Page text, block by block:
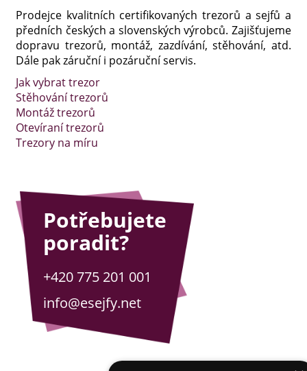
Prodejce kvalitních certifikovaných trezorů a sejfů a
předních českých a slovenských výrobců. Zajišťujeme
dopravu trezorů, montáž, zazdívání, stěhování, atd.
Dále pak záruční i pozáruční servis.
Jak vybrat trezor
Stěhování trezorů
Montáž trezorů
Otevíraní trezorů
Trezory na míru
Potřebujete
poradit?
+420 775 201 001
info@esejfy.net